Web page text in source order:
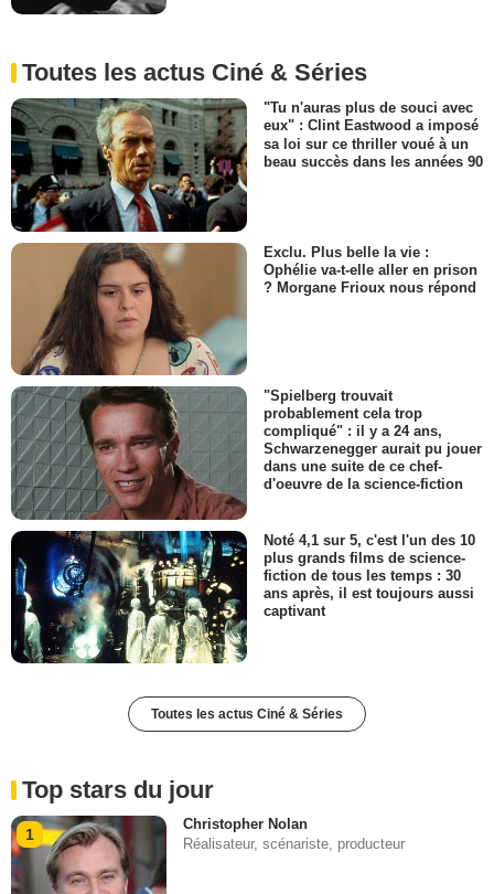
Toutes les actus Ciné & Séries
"Tu n'auras plus de souci avec
eux" : Clint Eastwood a imposé
sa loi sur ce thriller voué à un
beau succès dans les années 90
Exclu. Plus belle la vie :
Ophélie va-t-elle aller en prison
? Morgane Frioux nous répond
"Spielberg trouvait
probablement cela trop
compliqué" : il y a 24 ans,
Schwarzenegger aurait pu jouer
dans une suite de ce chef-
d'oeuvre de la science-fiction
Noté 4,1 sur 5, c'est l'un des 10
plus grands films de science-
fiction de tous les temps : 30
ans après, il est toujours aussi
captivant
Toutes les actus Ciné & Séries
Top stars du jour
1
Christopher Nolan
Réalisateur, scénariste, producteur